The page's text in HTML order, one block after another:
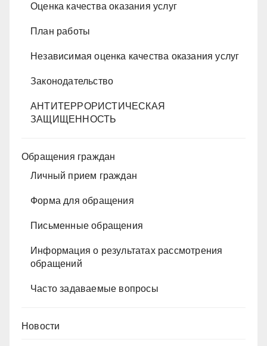
Оценка качества оказания услуг
План работы
Независимая оценка качества оказания услуг
Законодательство
АНТИТЕРРОРИСТИЧЕСКАЯ
ЗАЩИЩЕННОСТЬ
Обращения граждан
Личный прием граждан
Форма для обращения
Письменные обращения
Информация о результатах рассмотрения
обращений
Часто задаваемые вопросы
Новости